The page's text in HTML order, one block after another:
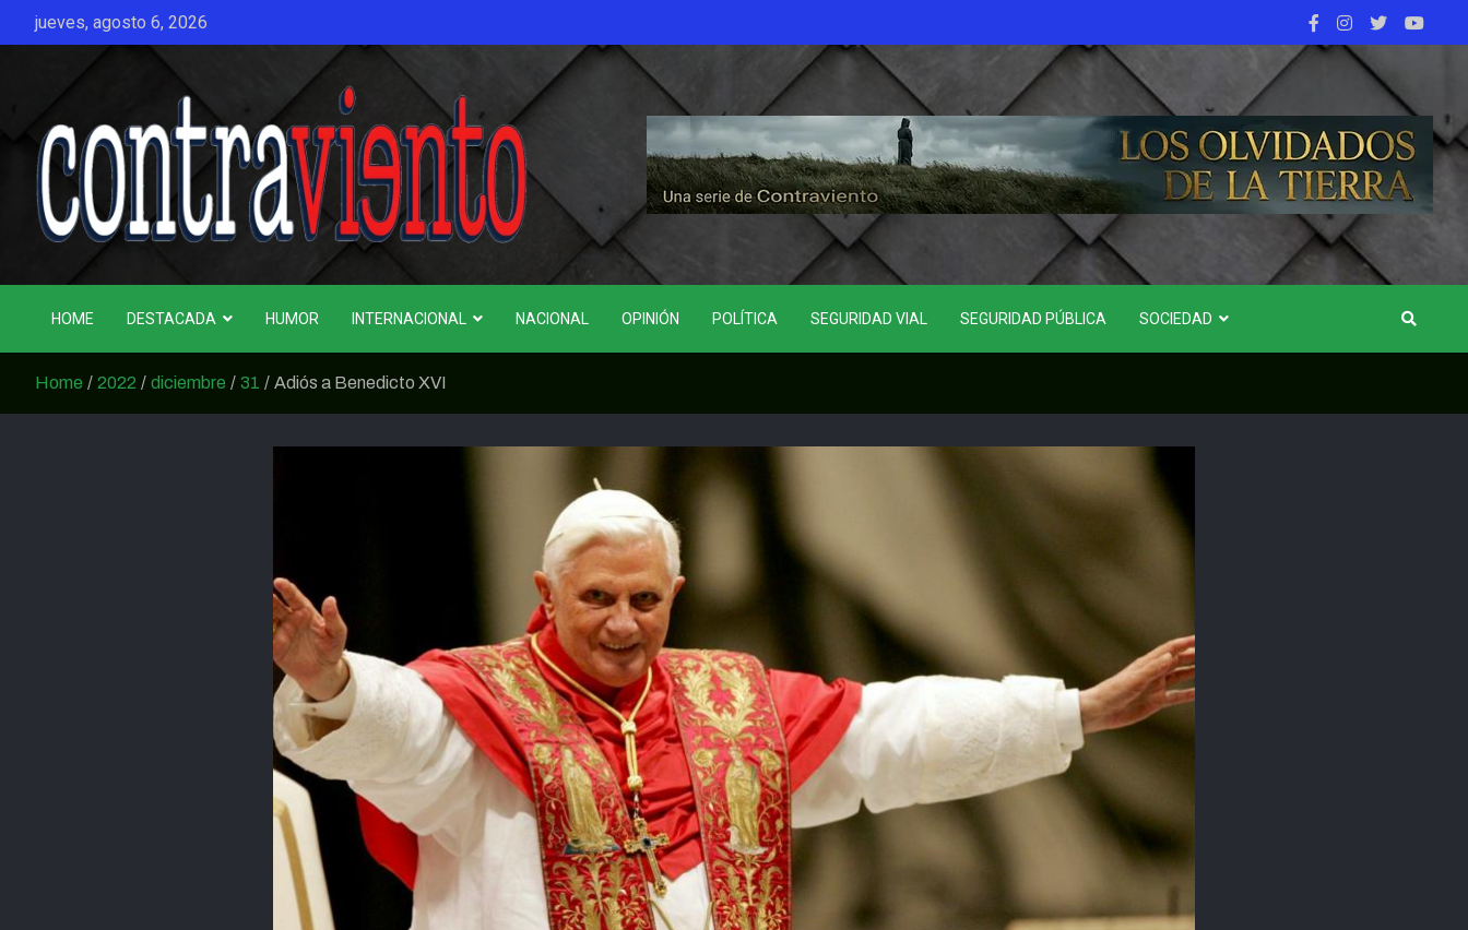
jueves, agosto 6, 2026
CONTRAVIENTO
HOME DESTACADA HUMOR INTERNACIONAL NACIONAL OPINIÓN POLÍTICA SEGURIDAD VIAL SEGURIDAD PÚBLICA SOCIEDAD
Home 2022 diciembre 31 Adiós a Benedicto XVI